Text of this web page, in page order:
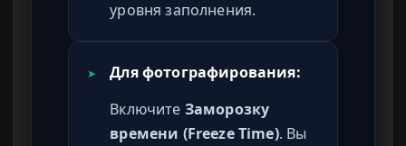
уровня заполнения.
➤
Для фотографирования:
Включите Заморозку
времени (Freeze Time). Вы